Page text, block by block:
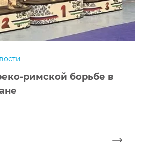
римской борьбе в